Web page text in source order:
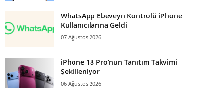
WhatsApp Ebeveyn Kontrolü iPhone
Kullanıcılarına Geldi
07 Ağustos 2026
iPhone 18 Pro’nun Tanıtım Takvimi
Şekilleniyor
06 Ağustos 2026